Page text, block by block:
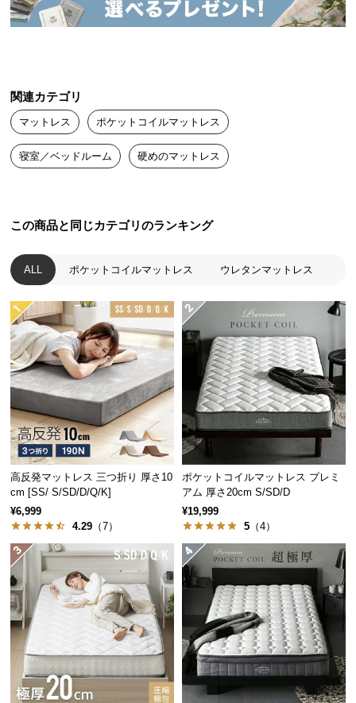
送
料
て
大
型
配
に
つ
い
て
中
型
品
の
配
送
に
つ
い
て
型
商
品
の
配
送
人生の大切な一部分。 いつもの睡眠をより上質に、
もっと贅沢な時間に変えるプレミアムなマットレス
安定感のある20㎝の厚み
マットレスは厚みが増すほどにクッション性が上が
り、大柄な方でも底に付く心配がありません。
マットレスの厚み 20㎝
関連カテゴリ
マットレス ポケットコイルマットレス
寝室／ベッドルーム 硬めのマットレス
この商品と同じカテゴリのランキング
ALL ポケットコイルマットレス ウレタンマットレス
高反発マットレス 三つ折り 厚さ10
cm [SS/ S/SD/D/Q/K]
¥6,999
4.29 （7）
ポケットコイルマットレス プレミ
アム 厚さ20cm S/SD/D
¥19,999
5 （4）